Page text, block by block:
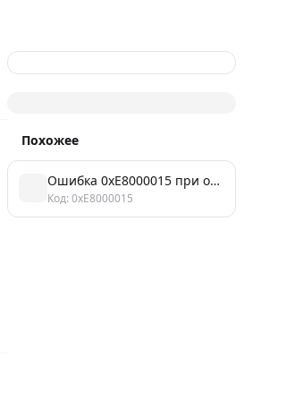
Похожее
Ошибка 0xE8000015 при обновлении iOS 14 – как исправить за 5 минут
Код: 0xE8000015